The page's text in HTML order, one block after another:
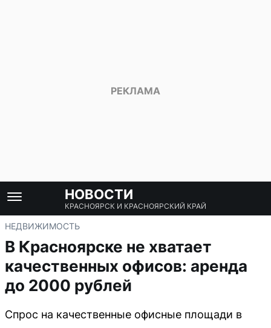
НОВОСТИ
КРАСНОЯРСК И КРАСНОЯРСКИЙ КРАЙ
НЕДВИЖИМОСТЬ
В Красноярске не хватает
качественных офисов: аренда
до 2000 рублей
Спрос на качественные офисные площади в